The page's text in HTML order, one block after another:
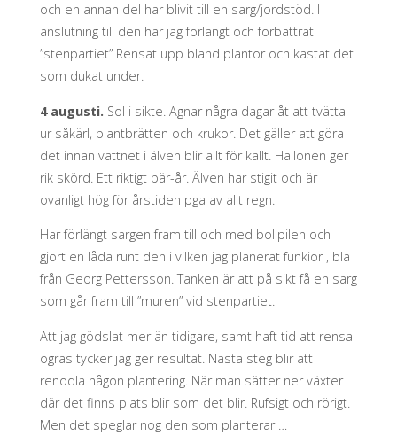
och en annan del har blivit till en sarg/jordstöd. I
anslutning till den har jag förlängt och förbättrat
”stenpartiet” Rensat upp bland plantor och kastat det
som dukat under.
4 augusti. Sol i sikte. Ägnar några dagar åt att tvätta
ur såkärl, plantbrätten och krukor. Det gäller att göra
det innan vattnet i älven blir allt för kallt. Hallonen ger
rik skörd. Ett riktigt bär-år. Älven har stigit och är
ovanligt hög för årstiden pga av allt regn.
Har förlängt sargen fram till och med bollpilen och
gjort en låda runt den i vilken jag planerat funkior , bla
från Georg Pettersson. Tanken är att på sikt få en sarg
som går fram till ”muren” vid stenpartiet.
Att jag gödslat mer än tidigare, samt haft tid att rensa
ogräs tycker jag ger resultat. Nästa steg blir att
renodla någon plantering. När man sätter ner växter
där det finns plats blir som det blir. Rufsigt och rörigt.
Men det speglar nog den som planterar …